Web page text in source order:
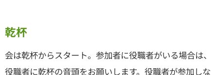
乾杯
会は乾杯からスタート。参加者に役職者がいる場合は、
役職者に乾杯の音頭をお願いします。役職者が参加しな